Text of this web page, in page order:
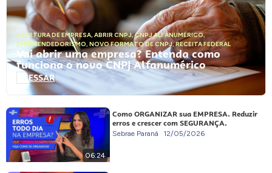
ABERTURA DE EMPRESA, ABRIR CNPJ,CNPJ ALFANUMÉRICO,
EMPREENDEDORISMO, NOVO FORMATO DE CNPJ,RECEITA FEDERAL
Vai abrir uma empresa? Entenda como
funciona o novo CNPJ Alfanumérico
ACESSAR
06:24
Como ORGANIZAR sua EMPRESA. Reduzir
erros e crescer com SEGURANÇA.
Sebrae Paraná 12/05/2026